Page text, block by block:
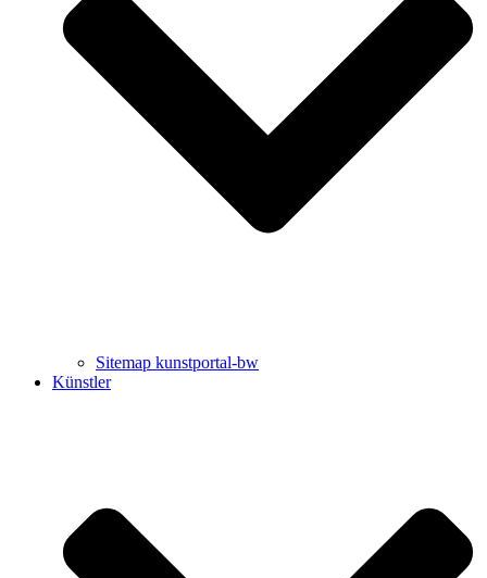
Uli Rothfuss
Harald Schwiers
Sitemap kunstportal-bw
Künstler